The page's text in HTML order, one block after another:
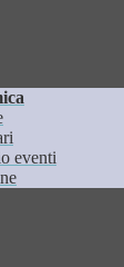
eventi